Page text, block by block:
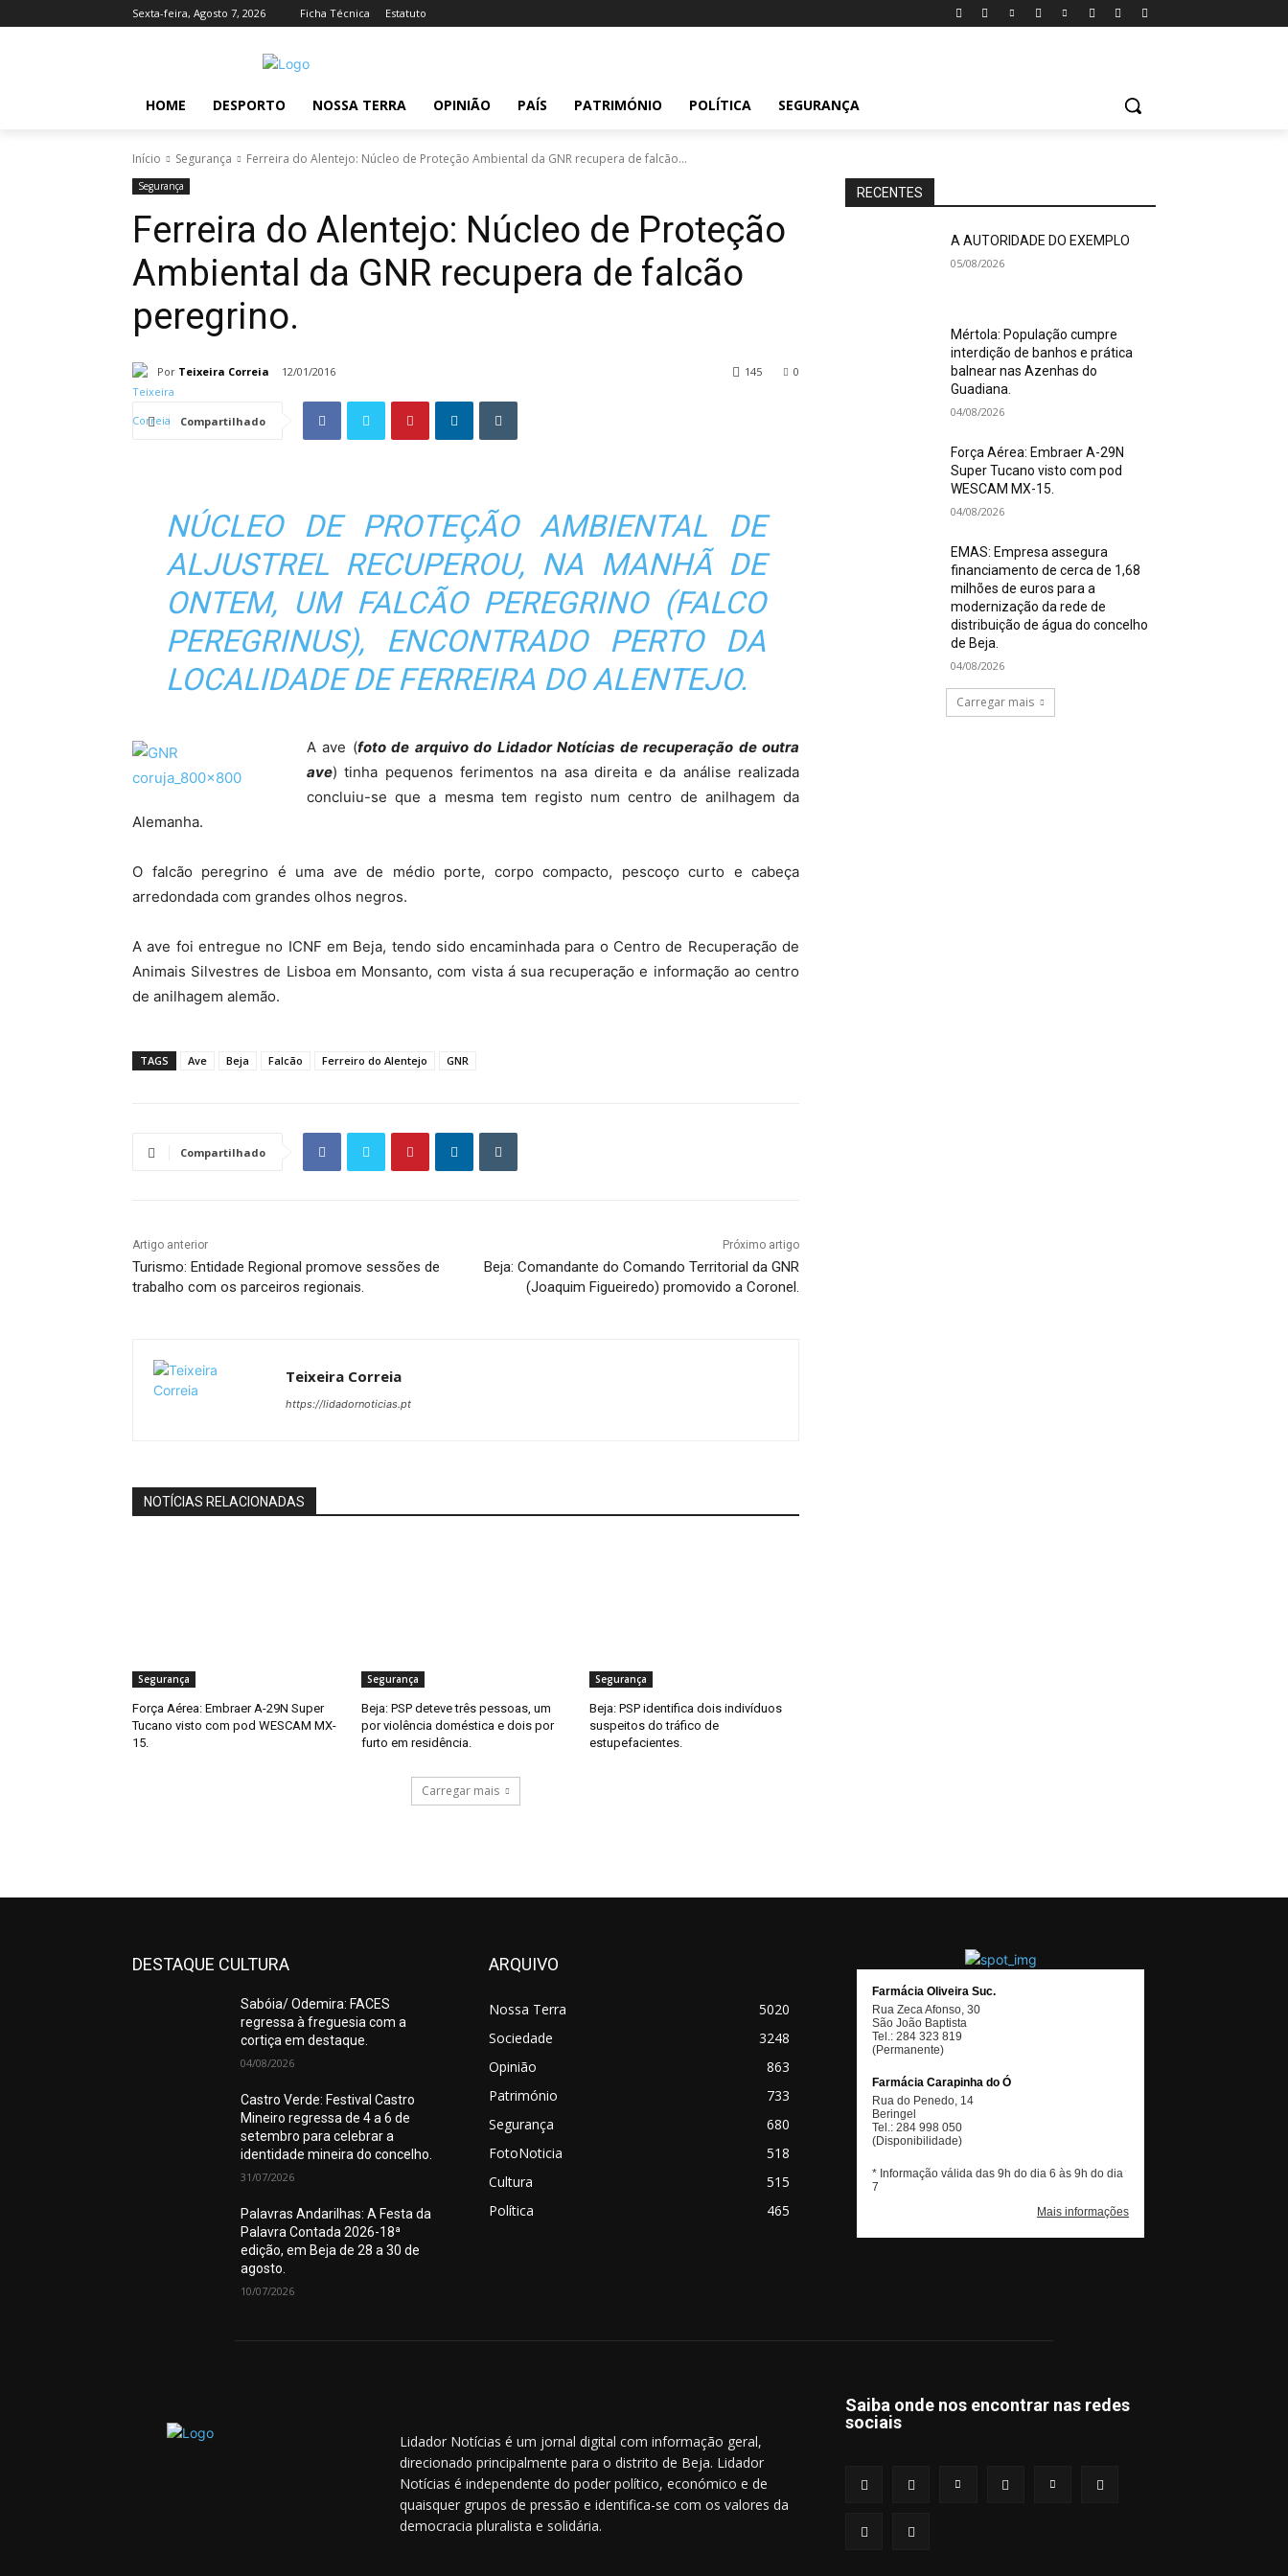
Sexta-feira, Agosto 7, 2026 Ficha Técnica Estatuto
HOME DESPORTO NOSSA TERRA OPINIÃO PAÍS PATRIMÓNIO POLÍTICA SEGURANÇA
Início Segurança Ferreira do Alentejo: Núcleo de Proteção Ambiental da GNR recupera de falcão...
Segurança
Ferreira do Alentejo: Núcleo de Proteção
Ambiental da GNR recupera de falcão
peregrino.
Por Teixeira Correia 12/01/2016 0
145
Compartilhado
NÚCLEO DE PROTEÇÃO AMBIENTAL DE
ALJUSTREL RECUPEROU, NA MANHÃ DE
ONTEM, UM FALCÃO PEREGRINO (FALCO
PEREGRINUS), ENCONTRADO PERTO DA
LOCALIDADE DE FERREIRA DO ALENTEJO.
A ave (foto de arquivo do Lidador Notícias de recuperação de outra
ave) tinha pequenos ferimentos na asa direita e da análise realizada
concluiu-se que a mesma tem registo num centro de anilhagem da
Alemanha.
O falcão peregrino é uma ave de médio porte, corpo compacto, pescoço curto e cabeça
arredondada com grandes olhos negros.
A ave foi entregue no ICNF em Beja, tendo sido encaminhada para o Centro de Recuperação de
Animais Silvestres de Lisboa em Monsanto, com vista á sua recuperação e informação ao centro
de anilhagem alemão.
TAGS Ave Beja Falcão Ferreiro do Alentejo GNR
Compartilhado
Artigo anterior
Turismo: Entidade Regional promove sessões de
trabalho com os parceiros regionais.
Próximo artigo
Beja: Comandante do Comando Territorial da GNR
(Joaquim Figueiredo) promovido a Coronel.
Teixeira Correia
https://lidadornoticias.pt
NOTÍCIAS RELACIONADAS
Segurança
Força Aérea: Embraer A-29N Super
Tucano visto com pod WESCAM MX-
15.
Segurança
Beja: PSP deteve três pessoas, um
por violência doméstica e dois por
furto em residência.
Segurança
Beja: PSP identifica dois indivíduos
suspeitos do tráfico de
estupefacientes.
Carregar mais
RECENTES
A AUTORIDADE DO EXEMPLO
05/08/2026
Mértola: População cumpre
interdição de banhos e prática
balnear nas Azenhas do
Guadiana.
04/08/2026
Força Aérea: Embraer A-29N
Super Tucano visto com pod
WESCAM MX-15.
04/08/2026
EMAS: Empresa assegura
financiamento de cerca de 1,68
milhões de euros para a
modernização da rede de
distribuição de água do concelho
de Beja.
04/08/2026
Carregar mais
DESTAQUE CULTURA
Sabóia/ Odemira: FACES
regressa à freguesia com a
cortiça em destaque.
04/08/2026
Castro Verde: Festival Castro
Mineiro regressa de 4 a 6 de
setembro para celebrar a
identidade mineira do concelho.
31/07/2026
Palavras Andarilhas: A Festa da
Palavra Contada 2026-18ª
edição, em Beja de 28 a 30 de
agosto.
10/07/2026
ARQUIVO
Nossa Terra
5020
Sociedade
3248
Opinião
863
Património
733
Segurança
680
FotoNoticia
518
Cultura
515
Política
465
Lidador Notícias é um jornal digital com informação geral,
direcionado principalmente para o distrito de Beja. Lidador
Notícias é independente do poder político, económico e de
quaisquer grupos de pressão e identifica-se com os valores da
democracia pluralista e solidária.
Saiba onde nos encontrar nas redes
sociais